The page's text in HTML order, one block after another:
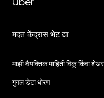
मदत केंद्रास भेट द्या
माझी वैयक्तिक माहिती विकू किंवा
गुगल डेटा धोरण